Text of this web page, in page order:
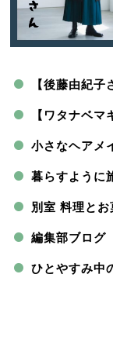
【後藤由紀
【ワタナベ
小さなヘアメ
暮らすように
別室 料理とお
編集部ブログ
ひとやすみ中